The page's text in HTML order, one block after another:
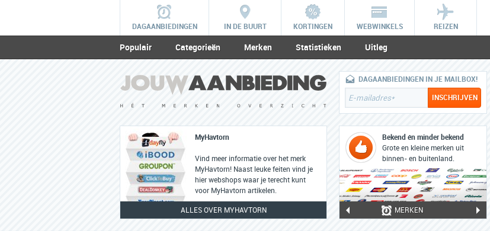
DAGAANBIEDINGEN IN DE BUURT KORTINGEN WEBWINKELS REIZEN
Populair Categorieën Merken Statistieken Uitleg
MyHavtorn
Vind meer informatie over het merk
MyHavtorn! Naast leuke feiten vind je
hier webshops waar je terecht kunt
voor MyHavtorn artikelen.
ALLES OVER MYHAVTORN
DAGAANBIEDINGEN IN JE MAILBOX!
Bekend én minder bekend
Grote en kleine merken uit
binnen- en buitenland.
MERKEN